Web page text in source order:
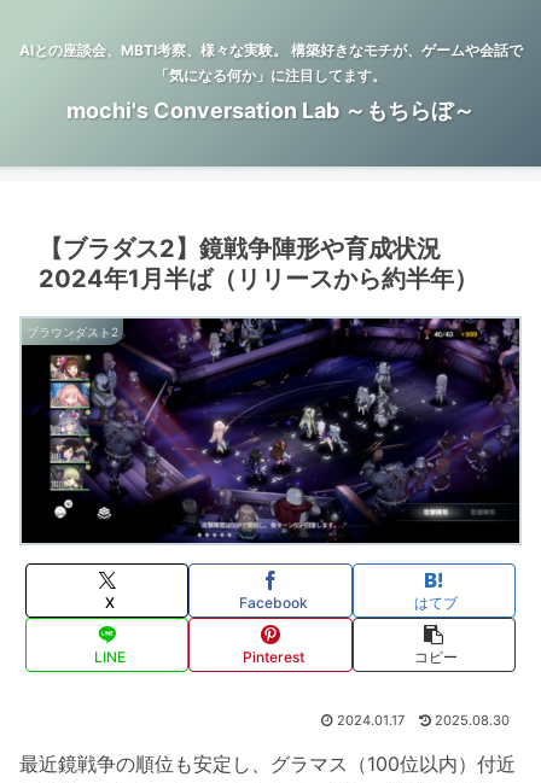
AIとの座談会、MBTI考察、様々な実験。 構築好きなモチが、ゲームや会話で
「気になる何か」に注目してます。
mochi's Conversation Lab ～もちらぼ～
【ブラダス2】鏡戦争陣形や育成状況
2024年1月半ば（リリースから約半年）
ブラウンダスト2
X Facebook はてブ
LINE Pinterest コピー
2024.01.17 2025.08.30
最近鏡戦争の順位も安定し、グラマス（100位以内）付近